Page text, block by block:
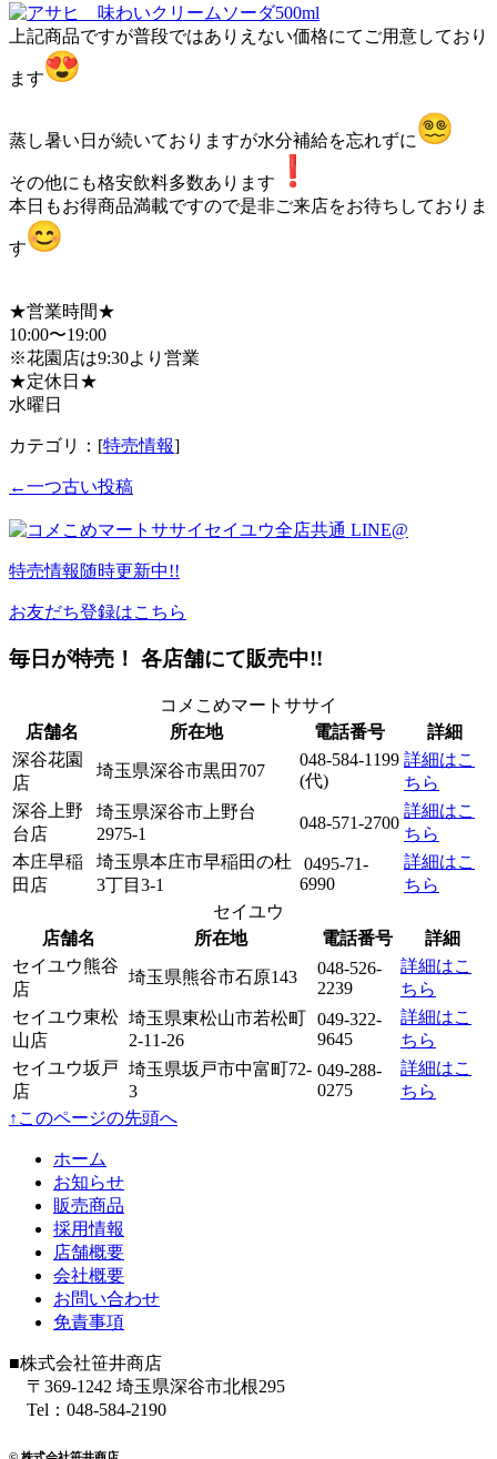
上記商品ですが普段ではありえない価格にてご用意しており
ます
蒸し暑い日が続いておりますが水分補給を忘れずに
その他にも格安飲料多数あります
本日もお得商品満載ですので是非ご来店をお待ちしておりま
す
★営業時間★
10:00〜19:00
※花園店は9:30より営業
★定休日★
水曜日
カテゴリ：[特売情報]
←一つ古い投稿
特売情報 随時更新中!!
お友だち登録はこちら
毎日が特売！ 各店舗にて販売中!!
コメこめマートササイ
店舗名
所在地 電話番号
詳細
深谷花園
店
埼玉県深谷市黒田707
048-584-1199
(代)
詳細はこ
ちら
深谷上野
台店
埼玉県深谷市上野台
2975-1
048-571-2700
詳細はこ
ちら
本庄早稲
田店
埼玉県本庄市早稲田の杜
3丁目3-1
0495-71-
6990
詳細はこ
ちら
セイユウ
店舗名
所在地 電話番号
詳細
セイユウ熊谷
店
埼玉県熊谷市石原143
048-526-
2239
詳細はこ
ちら
セイユウ東松
山店
埼玉県東松山市若松町
2-11-26
049-322-
9645
詳細はこ
ちら
セイユウ坂戸
店
埼玉県坂戸市中富町72-
3
049-288-
0275
詳細はこ
ちら
↑このページの先頭へ
ホーム
お知らせ
販売商品
採用情報
店舗概要
会社概要
お問い合わせ
免責事項
■株式会社笹井商店
〒369-1242 埼玉県深谷市北根295
Tel：048-584-2190